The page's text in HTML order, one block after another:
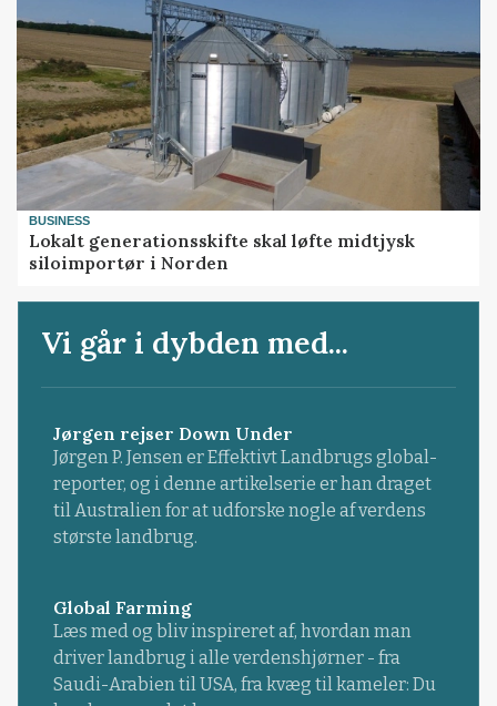
BUSINESS
Lokalt generationsskifte skal løfte midtjysk
siloimportør i Norden
Vi går i dybden med...
Jørgen rejser Down Under
Jørgen P. Jensen er Effektivt Landbrugs global-
reporter, og i denne artikelserie er han draget
til Australien for at udforske nogle af verdens
største landbrug.
Global Farming
Læs med og bliv inspireret af, hvordan man
driver landbrug i alle verdenshjørner - fra
Saudi-Arabien til USA, fra kvæg til kameler: Du